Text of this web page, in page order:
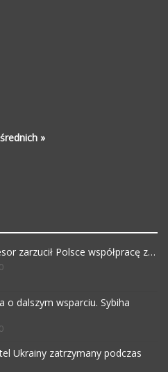
»
zarzucił Polsce współpracę z…
0
o dalszym wsparciu. Sybiha
0
Ukrainy zatrzymany podczas